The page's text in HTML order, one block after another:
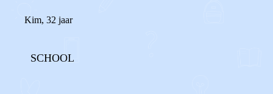
Kim, 32 jaar
SCHOOL